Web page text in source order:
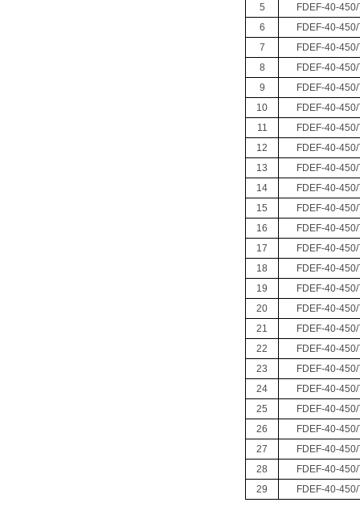
5
FDEF-40-
6
FDEF-40-
7
FDEF-40-
8
FDEF-40-
9
FDEF-40-
10
FDEF-40-
11
FDEF-40-
12
FDEF-40-
13
FDEF-40-
14
FDEF-40-
15
FDEF-40-
16
FDEF-40-
17
FDEF-40-
18
FDEF-40-
19
FDEF-40-
20
FDEF-40-
21
FDEF-40-
22
FDEF-40-
23
FDEF-40-
24
FDEF-40-
25
FDEF-40-
26
FDEF-40-
27
FDEF-40-
28
FDEF-40-
29
FDEF-40-